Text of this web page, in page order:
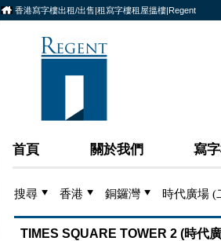
香港寫字樓出租/出售|租寫字樓租屋搵樓|Regent
首頁 關於我們 寫
搜尋 香港 銅鑼灣 時代廣場 (
TIMES SQUARE TOWER 2 (時代